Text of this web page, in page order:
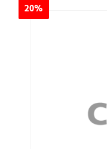
20%
20%